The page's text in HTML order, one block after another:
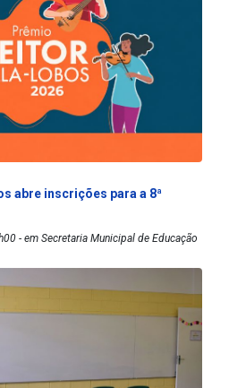
abre inscrições para a 8ª
- em Secretaria Municipal de Educação